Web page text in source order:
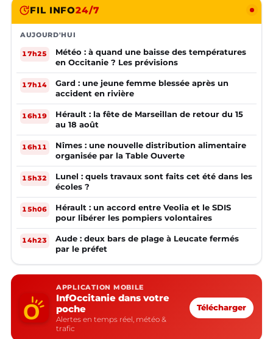
FIL INFO24/7
AUJOURD'HUI
17h25
Météo : à quand une baisse des températures
en Occitanie ? Les prévisions
17h14
Gard : une jeune femme blessée après un
accident en rivière
16h19
Hérault : la fête de Marseillan de retour du 15
au 18 août
16h11
Nîmes : une nouvelle distribution alimentaire
organisée par la Table Ouverte
15h32
Lunel : quels travaux sont faits cet été dans les
écoles ?
15h06
Hérault : un accord entre Veolia et le SDIS
pour libérer les pompiers volontaires
14h23
Aude : deux bars de plage à Leucate fermés
par le préfet
APPLICATION MOBILE
InfOccitanie dans votre
poche
Alertes en temps réel, météo &
trafic
Télécharger